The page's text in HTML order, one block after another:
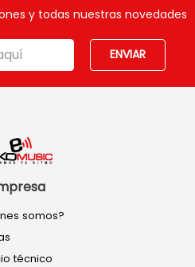
y todas nuestras novedades
ENVIAR
somos?
técnico